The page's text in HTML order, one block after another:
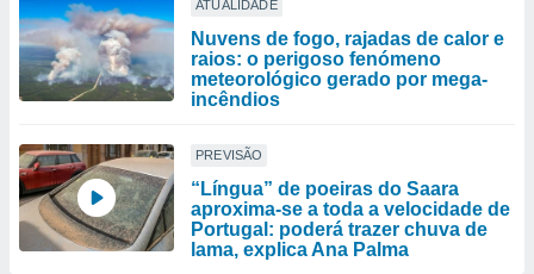
ATUALIDADE
Nuvens de fogo, rajadas de calor e
raios: o perigoso fenómeno
meteorológico gerado por mega-
incêndios
PREVISÃO
“Língua” de poeiras do Saara
aproxima-se a toda a velocidade de
Portugal: poderá trazer chuva de
lama, explica Ana Palma